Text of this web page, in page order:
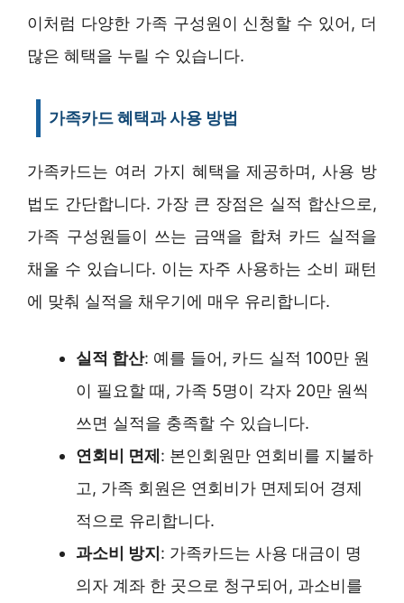
이처럼 다양한 가족 구성원이 신청할 수 있어, 더
많은 혜택을 누릴 수 있습니다.
가족카드 혜택과 사용 방법
가족카드는 여러 가지 혜택을 제공하며, 사용 방
법도 간단합니다. 가장 큰 장점은 실적 합산으로,
가족 구성원들이 쓰는 금액을 합쳐 카드 실적을
채울 수 있습니다. 이는 자주 사용하는 소비 패턴
에 맞춰 실적을 채우기에 매우 유리합니다.
실적 합산: 예를 들어, 카드 실적 100만 원
이 필요할 때, 가족 5명이 각자 20만 원씩
쓰면 실적을 충족할 수 있습니다.
연회비 면제: 본인회원만 연회비를 지불하
고, 가족 회원은 연회비가 면제되어 경제
적으로 유리합니다.
과소비 방지: 가족카드는 사용 대금이 명
의자 계좌 한 곳으로 청구되어, 과소비를